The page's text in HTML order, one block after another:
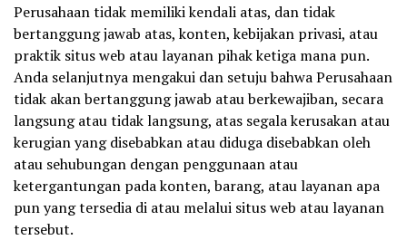
Perusahaan tidak memiliki kendali atas, dan tidak
bertanggung jawab atas, konten, kebijakan privasi, atau
praktik situs web atau layanan pihak ketiga mana pun.
Anda selanjutnya mengakui dan setuju bahwa Perusahaan
tidak akan bertanggung jawab atau berkewajiban, secara
langsung atau tidak langsung, atas segala kerusakan atau
kerugian yang disebabkan atau diduga disebabkan oleh
atau sehubungan dengan penggunaan atau
ketergantungan pada konten, barang, atau layanan apa
pun yang tersedia di atau melalui situs web atau layanan
tersebut.